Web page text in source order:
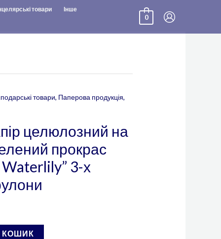
товари Інше
0
товари, Паперова продукція,
целюлозний на
прокрас
3-х
КОШИК